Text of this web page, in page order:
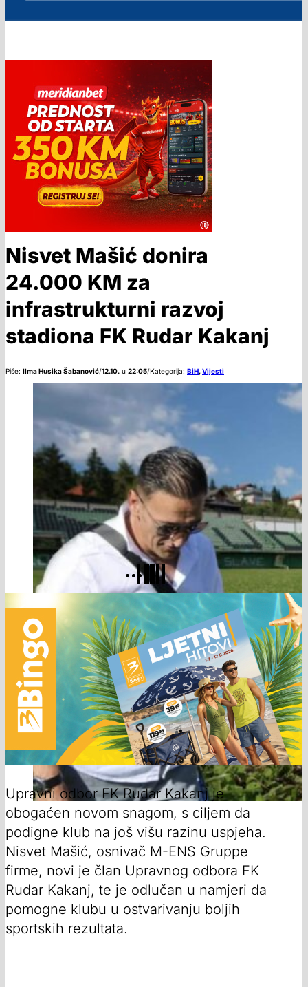
Nisvet Mašić donira
24.000 KM za
infrastrukturni razvoj
stadiona FK Rudar Kakanj
Piše: Ilma Husika Šabanović/12.10. u 22:05/Kategorija: BiH,Vijesti
Upravni odbor FK Rudar Kakanj je
obogaćen novom snagom, s ciljem da
podigne klub na još višu razinu uspjeha.
Nisvet Mašić, osnivač M-ENS Gruppe
firme, novi je član Upravnog odbora FK
Rudar Kakanj, te je odlučan u namjeri da
pomogne klubu u ostvarivanju boljih
sportskih rezultata.